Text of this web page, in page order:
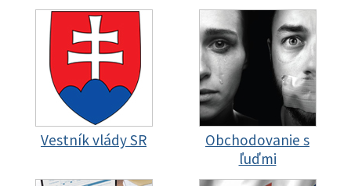
Vestník vlády SR
Obchodovanie s
ľuďmi